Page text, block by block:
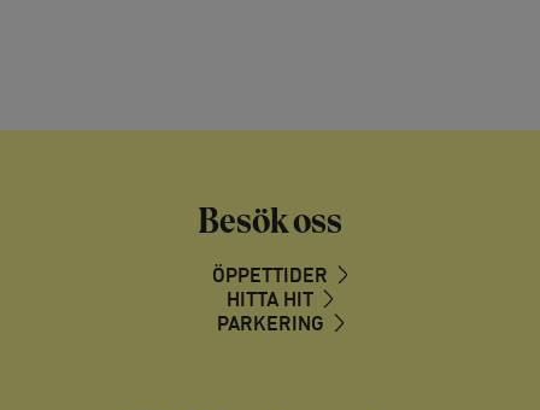
Besök oss
ÖPPETTIDER
HITTA HIT
PARKERING